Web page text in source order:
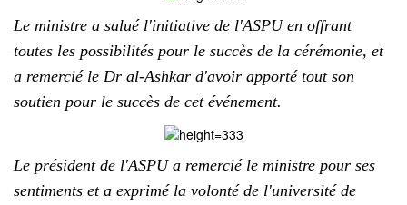
Le ministre a salué l'initiative de l'ASPU en offrant
toutes les possibilités pour le succès de la cérémonie, et
a remercié le Dr al-Ashkar d'avoir apporté tout son
soutien pour le succès de cet événement.
Le président de l'ASPU a remercié le ministre pour ses
sentiments et a exprimé la volonté de l'université de